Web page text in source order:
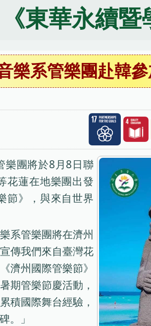
《東華永續暨
樂系管樂團赴韓
樂團將於8月8日聯
花蓮在地樂團出發
節》，與來自世界
系管樂團將在濟州
傳我們來自臺灣花
濟州國際管樂節》
期管樂節慶活動，
積國際舞台經驗，
。」